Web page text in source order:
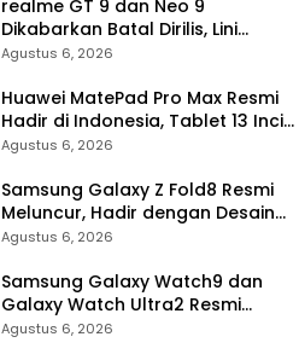
realme GT 9 dan Neo 9
Dikabarkan Batal Dirilis, Lini
Flagship realme Terancam
Agustus 6, 2026
Huawei MatePad Pro Max Resmi
Hadir di Indonesia, Tablet 13 Inci
Tertipis dan Teringan
Agustus 6, 2026
Samsung Galaxy Z Fold8 Resmi
Meluncur, Hadir dengan Desain
Lebih Pendek dan Lebar
Agustus 6, 2026
Samsung Galaxy Watch9 dan
Galaxy Watch Ultra2 Resmi
Meluncur, Bawa AI, Snapdragon
Agustus 6, 2026